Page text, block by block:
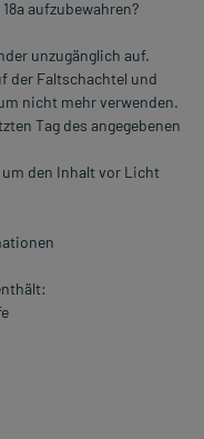
aufzubewahren?
unzugänglich auf.
der Faltschachtel und
nicht mehr verwenden.
Tag des angegebenen
den Inhalt vor Licht